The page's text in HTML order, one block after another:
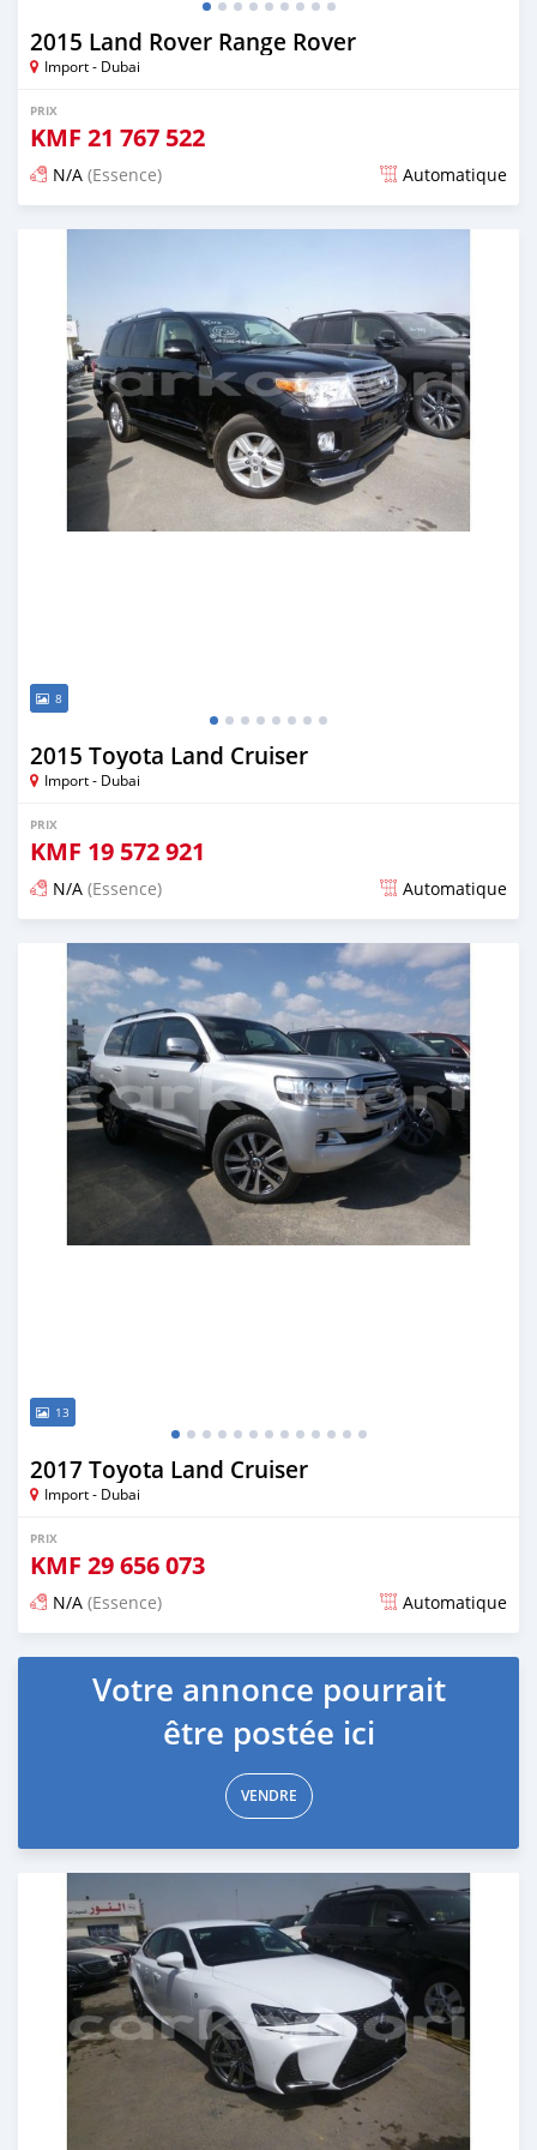
2015 Land Rover Range Rover
Import - Dubai
PRIX
KMF 21 767 522
N/A (Essence) Automatique
Publié il y a environ 7 ans
8
2015 Toyota Land Cruiser
Import - Dubai
PRIX
KMF 19 572 921
N/A (Essence) Automatique
Publié il y a environ 7 ans
13
2017 Toyota Land Cruiser
Import - Dubai
PRIX
KMF 29 656 073
N/A (Essence) Automatique
Publié il y a environ 7 ans
Votre annonce pourrait
être postée ici
VENDRE